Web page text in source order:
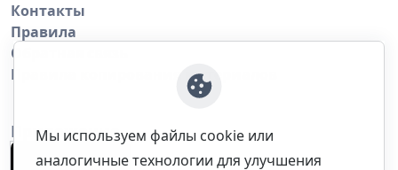
Контакты
Правила
Обратная связь
Правила копирования материалов
Приложение
Мы используем файлы cookie или
аналогичные технологии для улучшения